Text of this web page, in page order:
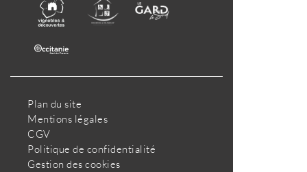
Plan du site
Mentions légales
CGV
Politique de confidentialité
Gestion des cookies